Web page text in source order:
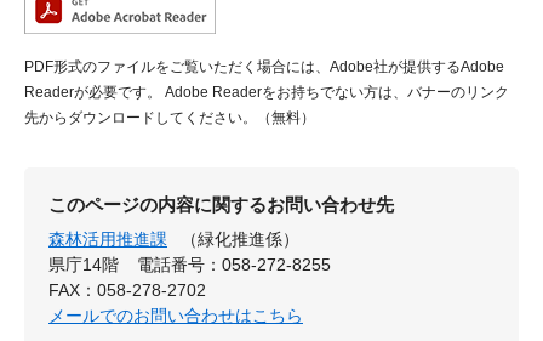
PDF形式のファイルをご覧いただく場合には、Adobe社が提供するAdobe
Readerが必要です。
Adobe Readerをお持ちでない方は、バナーのリンク
先からダウンロードしてください。（無料）
このページの内容に関するお問い合わせ先
森林活用推進課
（緑化推進係）
県庁14階
電話番号：058-272-8255
FAX：058-278-2702
メールでのお問い合わせはこちら